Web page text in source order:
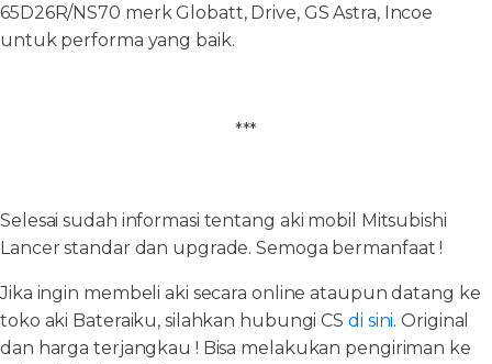
65D26R/NS70 merk Globatt, Drive, GS Astra, Incoe
untuk performa yang baik.
***
Selesai sudah informasi tentang aki mobil Mitsubishi
Lancer standar dan upgrade. Semoga bermanfaat !
Jika ingin membeli aki secara online ataupun datang ke
toko aki Bateraiku, silahkan hubungi CS di sini. Original
dan harga terjangkau ! Bisa melakukan pengiriman ke